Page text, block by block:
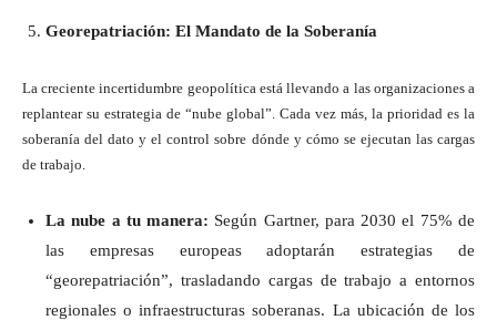
Georepatriación: El Mandato de la Soberanía
La creciente incertidumbre geopolítica está llevando a las organizaciones a
replantear su estrategia de “nube global”. Cada vez más, la prioridad es la
soberanía del dato y el control sobre dónde y cómo se ejecutan las cargas
de trabajo.
La nube a tu manera: Según Gartner, para 2030 el 75% de
las empresas europeas adoptarán estrategias de
“georepatriación”, trasladando cargas de trabajo a entornos
regionales o infraestructuras soberanas. La ubicación de los